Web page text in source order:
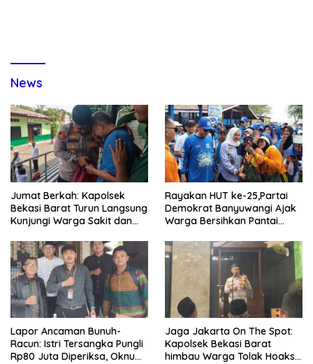
News
Jumat Berkah: Kapolsek
Bekasi Barat Turun Langsung
Kunjungi Warga Sakit dan
Rayakan HUT ke-25,Partai
Demokrat Banyuwangi Ajak
Warga Bersihkan Pantai
Lapor Ancaman Bunuh-
Racun: Istri Tersangka Pungli
Rp80 Juta Diperiksa, Oknum
Jaga Jakarta On The Spot:
Kapolsek Bekasi Barat
himbau Warga Tolak Hoaks